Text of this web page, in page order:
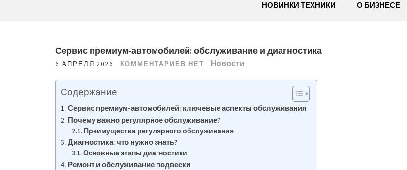
НОВИНКИ ТЕХНИКИ О БИЗНЕСЕ
Сервис премиум‑автомобилей: обслуживание и диагностика
6 АПРЕЛЯ 2026 КОММЕНТАРИЕВ НЕТ Новости
Содержание
Сервис премиум-автомобилей: ключевые аспекты обслуживания
Почему важно регулярное обслуживание?
Преимущества регулярного обслуживания
Диагностика: что нужно знать?
Основные этапы диагностики
Ремонт и обслуживание подвески